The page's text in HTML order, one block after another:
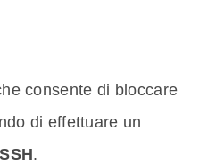
consente di bloccare
di effettuare un
.